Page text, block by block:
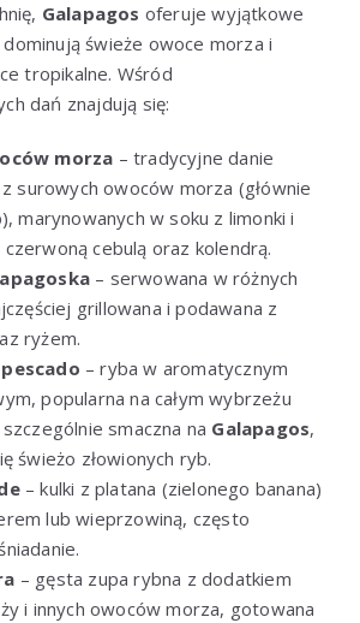
Galapagos oferuje wyjątkowe
świeże owoce morza i
tropikalne. Wśród
dań znajdują się:
morza – tradycyjne danie
z surowych owoców morza (głównie
marynowanych w soku z limonki i
cebulą oraz kolendrą.
– serwowana w różnych
grillowana i podawana z
ryżem.
– ryba w aromatycznym
popularna na całym wybrzeżu
smaczna na Galapagos,
świeżo złowionych ryb.
– kulki z platana (zielonego banana)
lub wieprzowiną, często
– gęsta zupa rybna z dodatkiem
i innych owoców morza, gotowana